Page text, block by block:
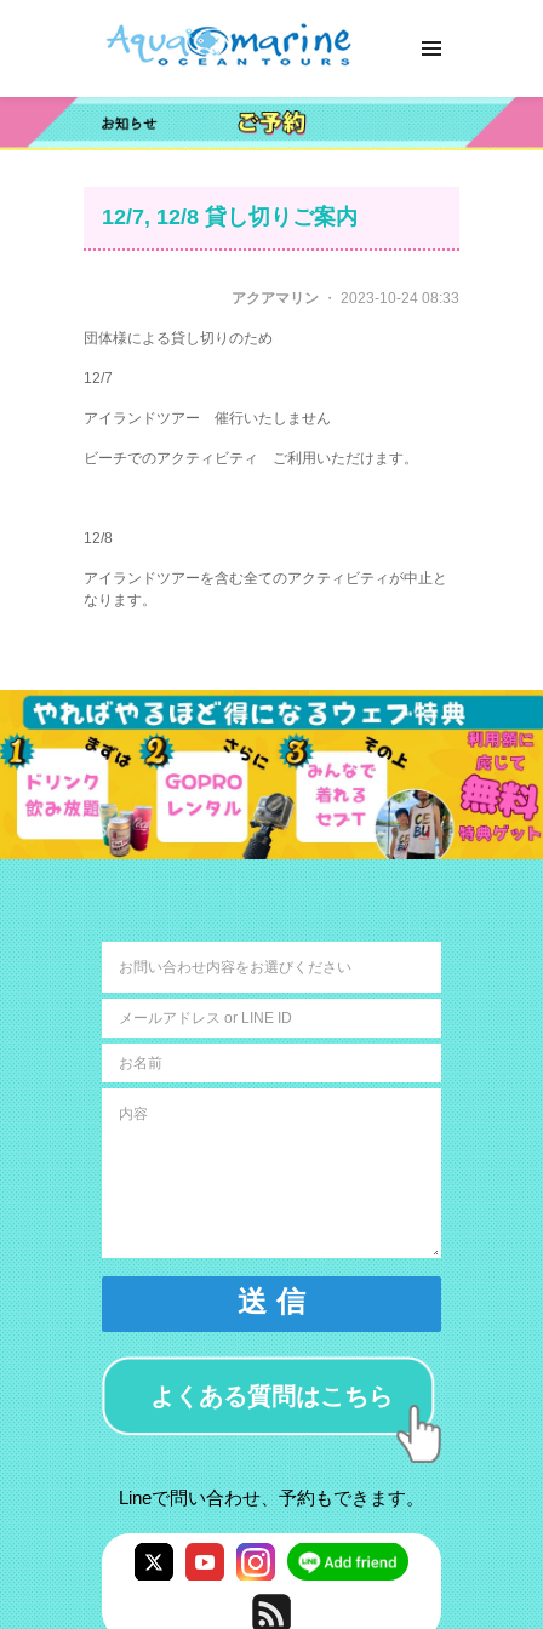
12/7, 12/8 貸し切りご案内
アクアマリン ・ 2023-10-24 08:33
団体様による貸し切りのため
12/7
アイランドツアー 催行いたしません
ビーチでのアクティビティ ご利用いただけます。
12/8
アイランドツアーを含む全てのアクティビティが中止と
なります。
送 信
よくある質問はこちら
Lineで問い合わせ、予約もできます。